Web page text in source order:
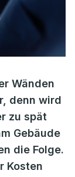
Wänden
denn wird
zu spät
Gebäude
die Folge.
Kosten